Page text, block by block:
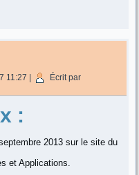
11:27
Écrit par
:
2013 sur le site du
et Applications.